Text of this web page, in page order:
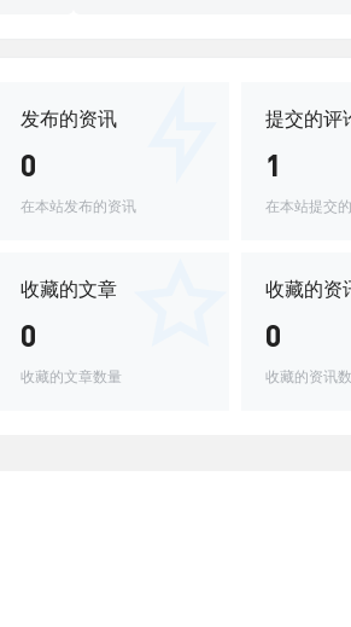
发布的资讯
0
在本站发布的资讯
提交的评
1
在本站提交
收藏的文章
0
收藏的文章数量
收藏的资
0
收藏的资讯